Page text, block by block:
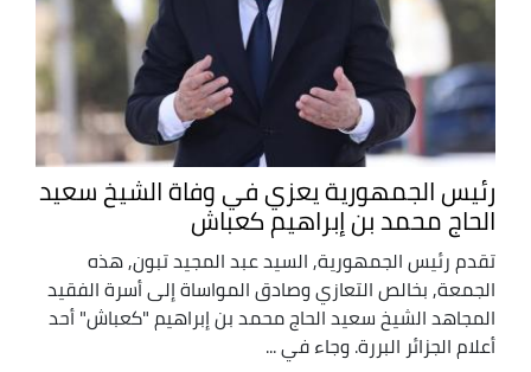
رئيس الجمهورية يعزي في وفاة الشيخ سعيد
الحاج محمد بن إبراهيم كعباش
تقدم رئيس الجمهورية, السيد عبد المجيد تبون, هذه
الجمعة, بخالص التعازي وصادق المواساة إلى أسرة الفقيد
المجاهد الشيخ سعيد الحاج محمد بن إبراهيم "كعباش" أحد
أعلام الجزائر البررة. وجاء في ...